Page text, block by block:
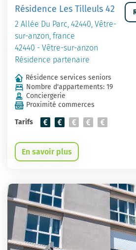
Résidence Les Tilleuls 42
2 Allée Du Parc, 42440, Vêtre-
sur-anzon, france
42440 - Vêtre-sur-anzon
Résidence partenaire
Résidence services seniors
Nombre d'appartements: 19
Conciergerie
Proximité commerces
Tarifs
En savoir plus